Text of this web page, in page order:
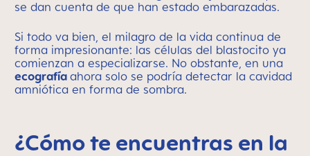
se dan cuenta de que han estado embarazadas.
Si todo va bien, el milagro de la vida continua de
forma impresionante: las células del blastocito ya
comienzan a especializarse. No obstante, en una
ecografía ahora solo se podría detectar la cavidad
amniótica en forma de sombra.
¿Cómo te encuentras en la